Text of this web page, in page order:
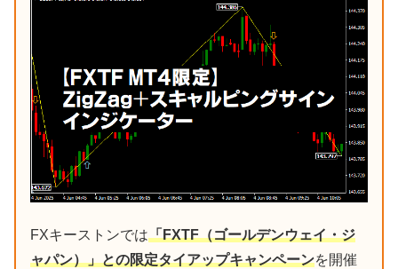
FXキーストンでは「FXTF（ゴールデンウェイ・ジ
ャパン）」との限定タイアップキャンペーンを開催